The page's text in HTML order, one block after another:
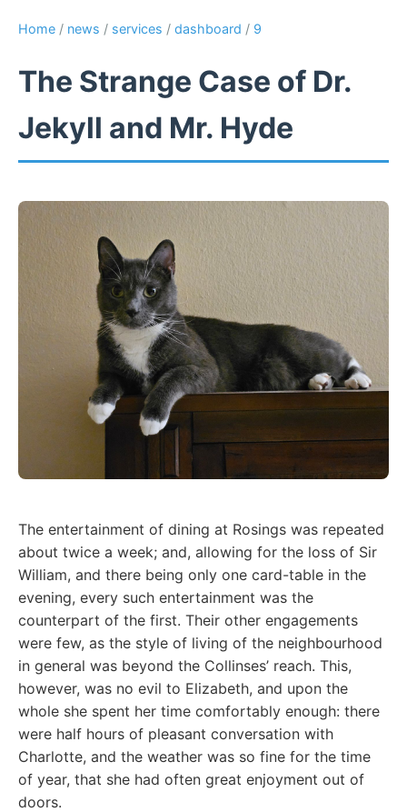
Home / news / services / dashboard / 9
The Strange Case of Dr.
Jekyll and Mr. Hyde
The entertainment of dining at Rosings was repeated
about twice a week; and, allowing for the loss of Sir
William, and there being only one card-table in the
evening, every such entertainment was the
counterpart of the first. Their other engagements
were few, as the style of living of the neighbourhood
in general was beyond the Collinses’ reach. This,
however, was no evil to Elizabeth, and upon the
whole she spent her time comfortably enough: there
were half hours of pleasant conversation with
Charlotte, and the weather was so fine for the time
of year, that she had often great enjoyment out of
doors.